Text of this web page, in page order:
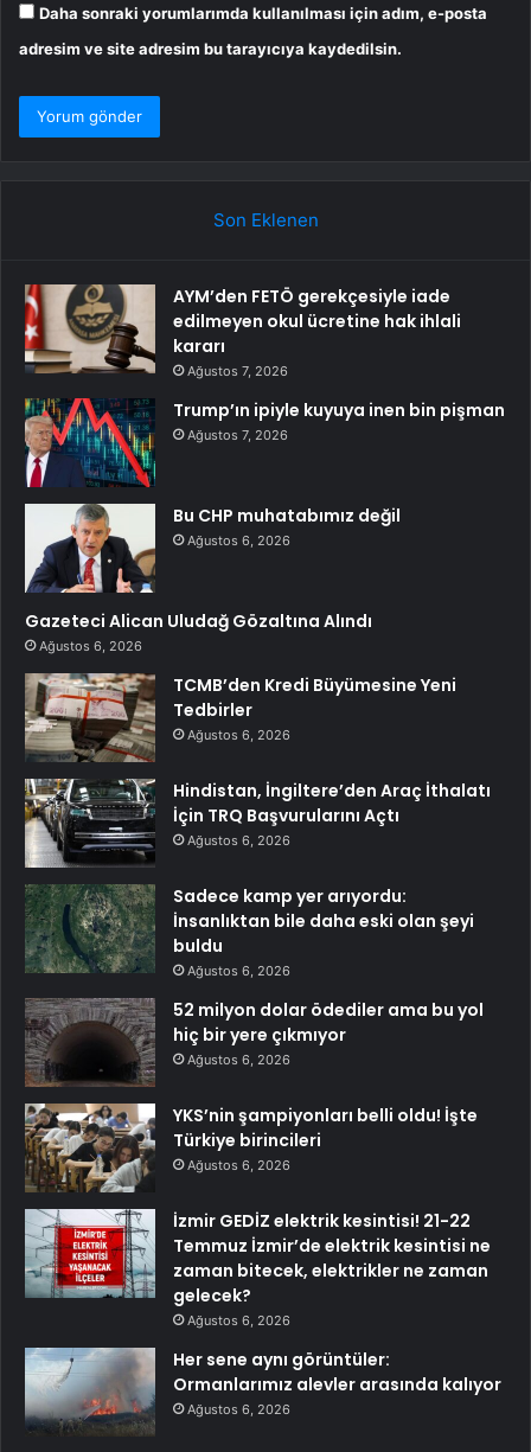
Daha sonraki yorumlarımda kullanılması için adım, e-posta
adresim ve site adresim bu tarayıcıya kaydedilsin.
Son Eklenen
AYM’den FETÖ gerekçesiyle iade
edilmeyen okul ücretine hak ihlali
kararı
Ağustos 7, 2026
Trump’ın ipiyle kuyuya inen bin pişman
Ağustos 7, 2026
Bu CHP muhatabımız değil
Ağustos 6, 2026
Gazeteci Alican Uludağ Gözaltına Alındı
Ağustos 6, 2026
TCMB’den Kredi Büyümesine Yeni
Tedbirler
Ağustos 6, 2026
Hindistan, İngiltere’den Araç İthalatı
İçin TRQ Başvurularını Açtı
Ağustos 6, 2026
Sadece kamp yer arıyordu:
İnsanlıktan bile daha eski olan şeyi
buldu
Ağustos 6, 2026
52 milyon dolar ödediler ama bu yol
hiç bir yere çıkmıyor
Ağustos 6, 2026
YKS’nin şampiyonları belli oldu! İşte
Türkiye birincileri
Ağustos 6, 2026
İzmir GEDİZ elektrik kesintisi! 21-22
Temmuz İzmir’de elektrik kesintisi ne
zaman bitecek, elektrikler ne zaman
gelecek?
Ağustos 6, 2026
Her sene aynı görüntüler:
Ormanlarımız alevler arasında kalıyor
Ağustos 6, 2026